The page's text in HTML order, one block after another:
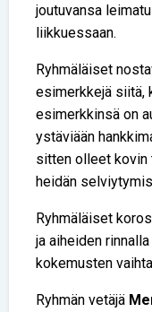
joutuvansa
liikkuessaan.
Ryhmäläiset
esimerkkejä siitä,
esimerkkinsä on
ystäviään
sitten olleet kovin
heidän
Ryhmäläiset
ja aiheiden
kokemusten
Ryhmän vetäjä